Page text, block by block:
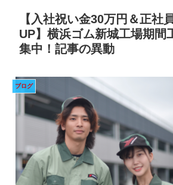
【入社祝い金30万円＆正社
UP】横浜ゴム新城工場期間
集中！記事の異動
ブログ